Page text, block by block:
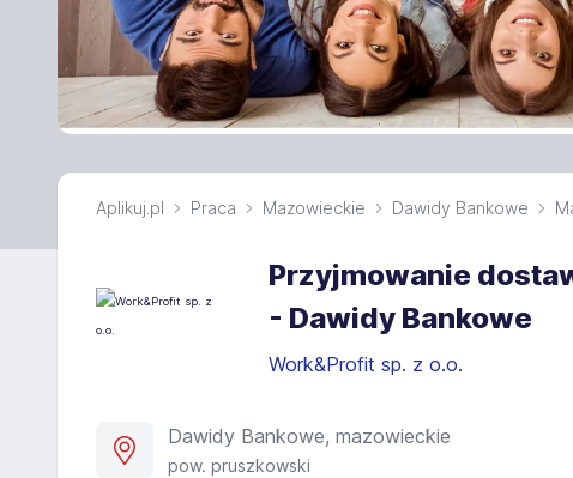
Aplikuj.pl Praca Mazowieckie Dawidy Bankowe
Przyjmowanie
- Dawidy Bankowe
Work&Profit sp. z o.o.
Dawidy Bankowe, mazowieckie
pow. pruszkowski